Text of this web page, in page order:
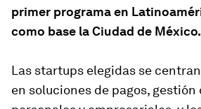
primer programa en
como base la Ciudad de México.
Las startups elegidas se
en soluciones de pagos,